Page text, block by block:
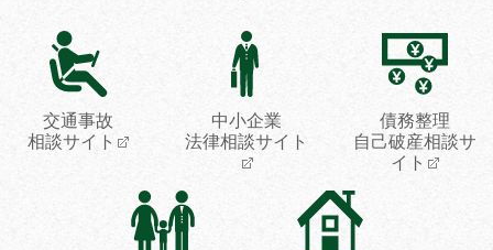
交通事故
相談サイト
中小企業
法律相談サイト
債務整理
自己破産相談サ
イト